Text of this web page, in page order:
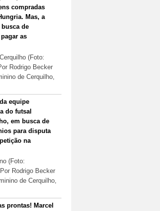
compradas
Mas, a
busca de
as
(Foto:
Rodrigo Becker
de Cerquilho,
equipe
do futsal
em busca de
para disputa
na
(Foto:
Rodrigo Becker
de Cerquilho,
prontas! Marcel